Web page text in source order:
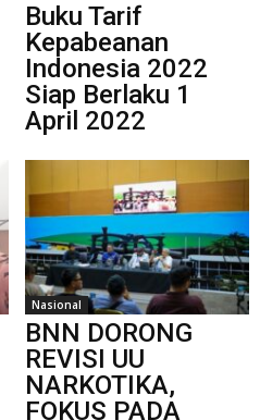
Buku Tarif
Kepabeanan
Indonesia 2022
Siap Berlaku 1
April 2022
Nasional
BNN DORONG
REVISI UU
NARKOTIKA,
FOKUS PADA